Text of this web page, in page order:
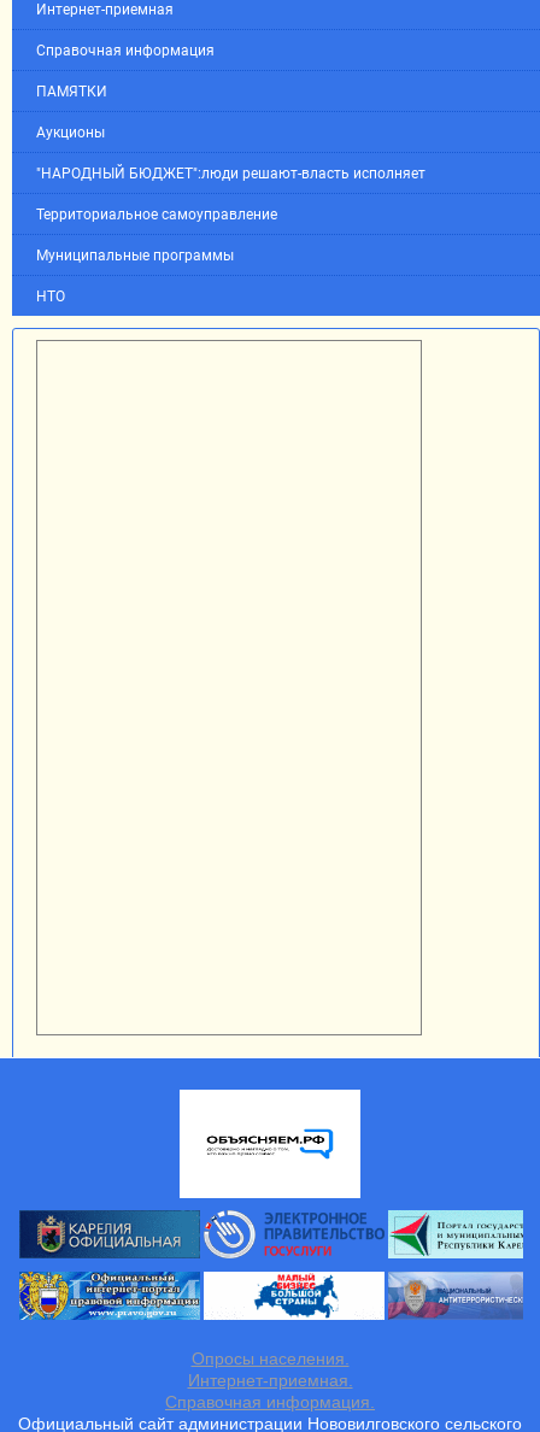
Интернет-приемная
Справочная информация
ПАМЯТКИ
Аукционы
"НАРОДНЫЙ БЮДЖЕТ":люди решают-власть исполняет
Территориальное самоуправление
Муниципальные программы
НТО
Опросы населения.
Интернет-приемная.
Справочная информация.
Официальный сайт администрации Нововилговского сельского